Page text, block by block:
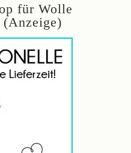
für Wolle
(Anzeige)